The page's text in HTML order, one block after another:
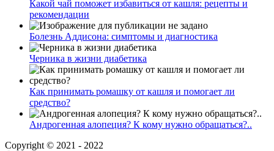
Какой чай поможет избавиться от кашля: рецепты и
рекомендации
Болезнь Аддисона: симптомы и диагностика
Черника в жизни диабетика
Как принимать ромашку от кашля и помогает ли
средство?
Андрогенная алопеция? К кому нужно обращаться?..
Copyright © 2021 - 2022